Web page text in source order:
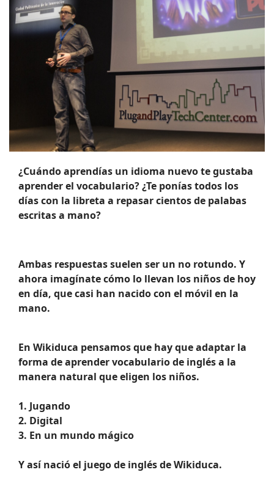
¿Cuándo aprendías un idioma nuevo te gustaba
aprender el vocabulario? ¿Te ponías todos los
días con la libreta a repasar cientos de palabas
escritas a mano?
Ambas respuestas suelen ser un no rotundo. Y
ahora imagínate cómo lo llevan los niños de hoy
en día, que casi han nacido con el móvil en la
mano.
En Wikiduca pensamos que hay que adaptar la
forma de aprender vocabulario de inglés a la
manera natural que eligen los niños.
1. Jugando
2. Digital
3. En un mundo mágico
Y así nació el juego de inglés de Wikiduca.